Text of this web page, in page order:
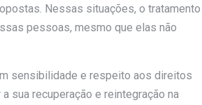
Nessas situações, o tratamento
pessoas, mesmo que elas não
sensibilidade e respeito aos direitos
sua recuperação e reintegração na